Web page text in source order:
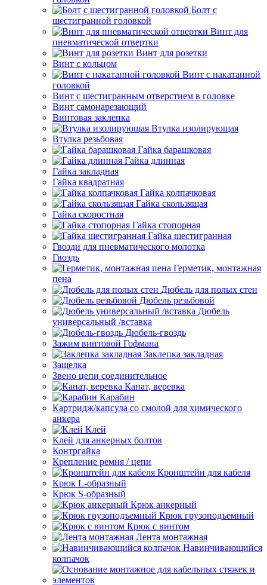
Болт с
шестигранной головкой
Винт для
пневматической отвертки
Винт для розетки
Винт с кольцом
Винт с накатанной
головкой
Винт с шестигранным отверстием в головке
Винт самонарезающий
Винтовая заклепка
Втулка изолирующая
Втулка резьбовая
Гайка барашковая
Гайка длинная
Гайка закладная
Гайка квадратная
Гайка колпачковая
Гайка скользящая
Гайка скоростная
Гайка стопорная
Гайка шестигранная
Гвозди для пневматического молотка
Гвоздь
Герметик, монтажная
пена
Дюбель для полых стен
Дюбель резьбовой
Дюбель
универсальный /вставка
Дюбель-гвоздь
Зажим винтовой Гофмана
Заклепка закладная
Защелка
Звено цепи соединительное
Канат, веревка
Карабин
Картридж/капсула со смолой для химического
анкера
Клей
Клей для анкерных болтов
Контргайка
Крепление ремня / цепи
Кронштейн для кабеля
Крюк L-образный
Крюк S-образный
Крюк анкерный
Крюк грузоподъемный
Крюк с винтом
Лента монтажная
Навинчивающийся
колпачок